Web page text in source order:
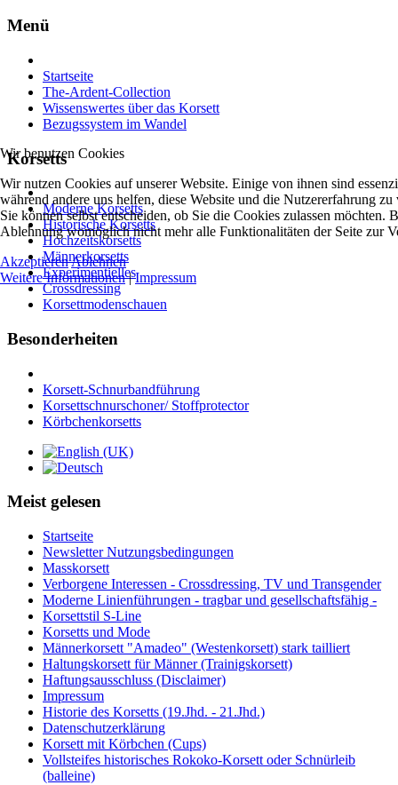
Menü
Startseite
The-Ardent-Collection
Wissenswertes über das Korsett
Bezugssystem im Wandel
Korsetts
Moderne Korsetts
Historische Korsetts
Hochzeitskorsetts
Männerkorsetts
Experimentielles
Crossdressing
Korsettmodenschauen
Besonderheiten
Korsett-Schnurbandführung
Korsettschnurschoner/ Stoffprotector
Körbchenkorsetts
Meist gelesen
Startseite
Newsletter Nutzungsbedingungen
Masskorsett
Verborgene Interessen - Crossdressing, TV und Transgender
Moderne Linienführungen - tragbar und gesellschaftsfähig -
Korsettstil S-Line
Korsetts und Mode
Männerkorsett "Amadeo" (Westenkorsett) stark tailliert
Haltungskorsett für Männer (Trainigskorsett)
Haftungsausschluss (Disclaimer)
Impressum
Historie des Korsetts (19.Jhd. - 21.Jhd.)
Datenschutzerklärung
Korsett mit Körbchen (Cups)
Vollsteifes historisches Rokoko-Korsett oder Schnürleib
(balleine)
Wir benutzen Cookies
Wir nutzen Cookies auf unserer Website. Einige von ihnen sind
während andere uns helfen, diese Website und die Nutzererfahrung
Sie können selbst entscheiden, ob Sie die Cookies zulassen möchten.
Ablehnung womöglich nicht mehr alle Funktionalitäten der Seite zur
AkzeptierenAblehnen
Weitere Informationen|Impressum